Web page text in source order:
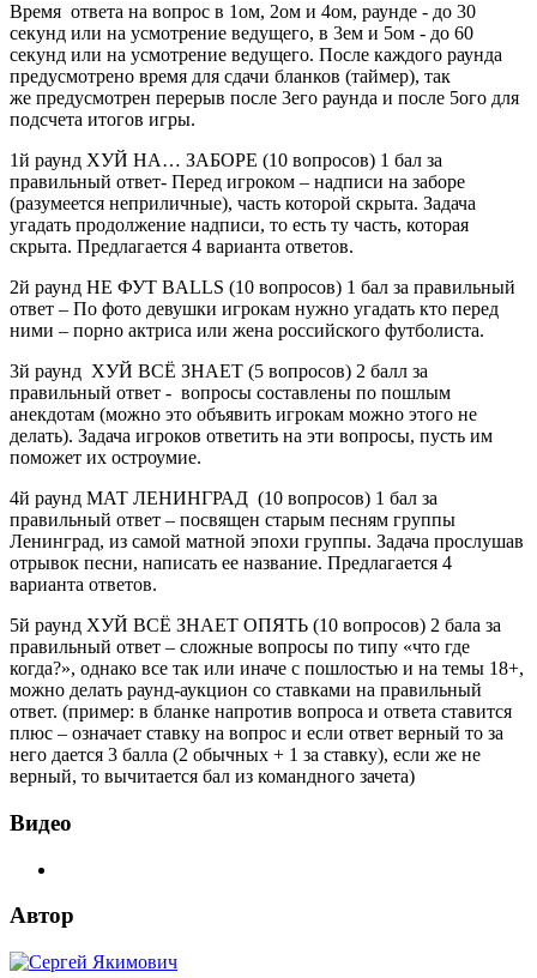
Время ответа на вопрос в 1ом, 2ом и 4ом, раунде - до 30
секунд или на усмотрение ведущего, в 3ем и 5ом - до 60
секунд или на усмотрение ведущего. После каждого раунда
предусмотрено время для сдачи бланков (таймер), так
же предусмотрен перерыв после 3его раунда и после 5ого для
подсчета итогов игры.
1й раунд ХУЙ НА… ЗАБОРЕ (10 вопросов) 1 бал за
правильный ответ- Перед игроком – надписи на заборе
(разумеется неприличные), часть которой скрыта. Задача
угадать продолжение надписи, то есть ту часть, которая
скрыта. Предлагается 4 варианта ответов.
2й раунд НЕ ФУТ BALLS (10 вопросов) 1 бал за правильный
ответ – По фото девушки игрокам нужно угадать кто перед
ними – порно актриса или жена российского футболиста.
3й раунд ХУЙ ВСЁ ЗНАЕТ (5 вопросов) 2 балл за
правильный ответ - вопросы составлены по пошлым
анекдотам (можно это объявить игрокам можно этого не
делать). Задача игроков ответить на эти вопросы, пусть им
поможет их остроумие.
4й раунд МАТ ЛЕНИНГРАД (10 вопросов) 1 бал за
правильный ответ – посвящен старым песням группы
Ленинград, из самой матной эпохи группы. Задача прослушав
отрывок песни, написать ее название. Предлагается 4
варианта ответов.
5й раунд ХУЙ ВСЁ ЗНАЕТ ОПЯТЬ (10 вопросов) 2 бала за
правильный ответ – сложные вопросы по типу «что где
когда?», однако все так или иначе с пошлостью и на темы 18+,
можно делать раунд-аукцион со ставками на правильный
ответ. (пример: в бланке напротив вопроса и ответа ставится
плюс – означает ставку на вопрос и если ответ верный то за
него дается 3 балла (2 обычных + 1 за ставку), если же не
верный, то вычитается бал из командного зачета)
Видео
Автор